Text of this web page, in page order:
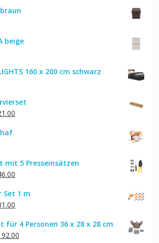
ist:
beige
160 x 200 cm schwarz
Aktueller
mit 5 Presseinsätzen
Aktueller
ist:
CHF 46.00.
Set 1 m
Aktueller
ist:
CHF 31.00.
für 4 Personen 36 x 28 x 28 cm
Aktueller